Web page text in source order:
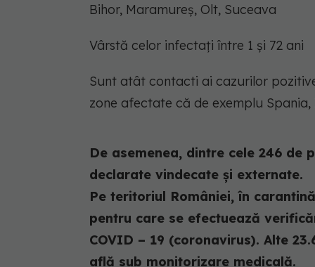
Bihor, Maramureş, Olt, Suceava
Vârstă celor infectați între 1 și 72 ani
Sunt atât contacti ai cazurilor
zone afectate că de exemplu
De asemenea, dintre cele 246 de
declarate vindecate și externate.
Pe teritoriul României, în
pentru care se efectuează
COVID – 19 (coronavirus). Alte
află sub monitorizare medicală.